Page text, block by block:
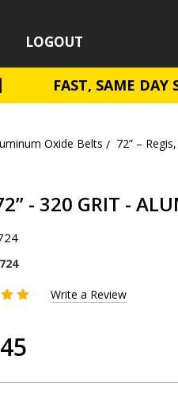
LOGOUT
FAST, SAME DAY
Oxide Belts
72” –
- 320 GRIT -
Write a Review